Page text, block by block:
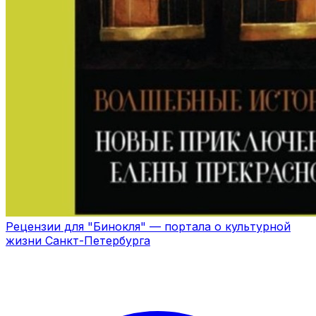
Рецензии для "Бинокля" — портала о культурной
жизни Санкт-Петербурга